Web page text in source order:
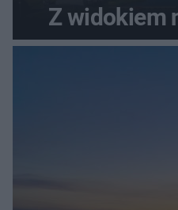
Z widokiem
szczyt Gór